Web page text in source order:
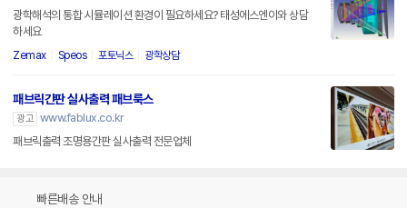
광학해석의 통합 시뮬레이션 환경이 필요하세요? 태성에스엔이와 상담
하세요
Zemax Speos 포토닉스 광학상담
패브릭간판 실사출력 패브룩스
광고 www.fablux.co.kr
패브릭출력 조명용간판 실사출력 전문업체
빠른배송 안내